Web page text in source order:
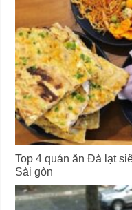
Top 4 quán ăn Đà lạt
Sài gòn